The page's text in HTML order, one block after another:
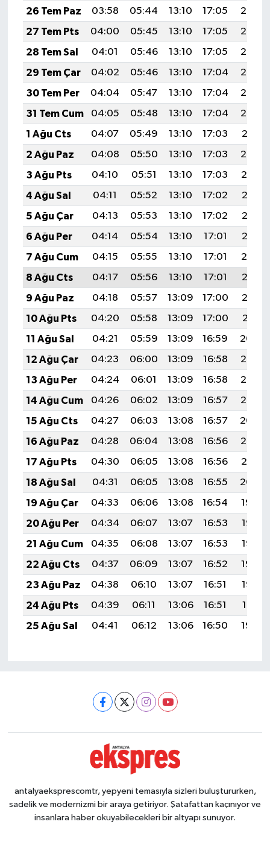
26 Tem Paz
03:58 05:44 13:10 17:05
20:27
27 Tem Pts
04:00 05:45 13:10 17:05
20:26
28 Tem Sal
04:01 05:46 13:10 17:05
20:25
29 Tem Çar
04:02 05:46 13:10 17:04
20:24
30 Tem Per
04:04 05:47 13:10 17:04
20:23
31 Tem Cum
04:05 05:48 13:10 17:04
20:22
1 Ağu Cts
04:07 05:49 13:10 17:03
20:21
2 Ağu Paz
04:08 05:50 13:10 17:03
20:20
3 Ağu Pts
04:10 05:51 13:10 17:03
20:19
4 Ağu Sal
04:11 05:52 13:10 17:02
20:18
5 Ağu Çar
04:13 05:53 13:10 17:02
20:17
6 Ağu Per
04:14 05:54 13:10 17:01
20:16
7 Ağu Cum
04:15 05:55 13:10 17:01
20:14
8 Ağu Cts
04:17 05:56 13:10 17:01
20:13
9 Ağu Paz
04:18 05:57 13:09 17:00
20:12
10 Ağu Pts
04:20 05:58 13:09 17:00
20:11
11 Ağu Sal
04:21 05:59 13:09 16:59
20:09
12 Ağu Çar
04:23 06:00 13:09 16:58
20:08
13 Ağu Per
04:24 06:01 13:09 16:58
20:07
14 Ağu Cum
04:26 06:02 13:09 16:57
20:06
15 Ağu Cts
04:27 06:03 13:08 16:57
20:04
16 Ağu Paz
04:28 06:04 13:08 16:56
20:03
17 Ağu Pts
04:30 06:05 13:08 16:56
20:01
18 Ağu Sal
04:31 06:05 13:08 16:55
20:00
19 Ağu Çar
04:33 06:06 13:08 16:54
19:59
20 Ağu Per
04:34 06:07 13:07 16:53
19:57
21 Ağu Cum
04:35 06:08 13:07 16:53
19:56
22 Ağu Cts
04:37 06:09 13:07 16:52
19:54
23 Ağu Paz
04:38 06:10 13:07 16:51
19:53
24 Ağu Pts
04:39 06:11 13:06 16:51
19:51
25 Ağu Sal
04:41 06:12 13:06 16:50 19:50
antalyaeksprescomtr, yepyeni temasıyla sizleri buluştururken,
sadelik ve modernizmi bir araya getiriyor. Şatafattan kaçınıyor ve
insanlara haber okuyabilecekleri bir altyapı sunuyor.